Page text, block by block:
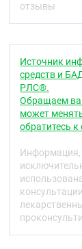
Размеры:
1.5 л
2 л (19
Способ
Грелку
двух
воздух и
избежание
резиновую
пробкой
отзывы
Источник
средств и
РЛС®.
Обращаем
может
обратитесь
Информация,